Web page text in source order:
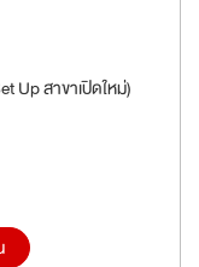
Up สาขาเปิดใหม่)